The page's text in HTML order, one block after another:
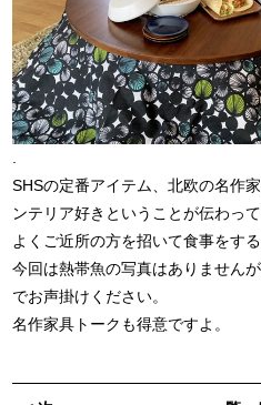
SHSの定番アイテム、北欧の名作
ンテリア好きということが伝わっ
よくご近所の方を招いて食事をする
今回は熱帯魚の写真はありません
でお声掛けください。
名作家具トークも得意ですよ。